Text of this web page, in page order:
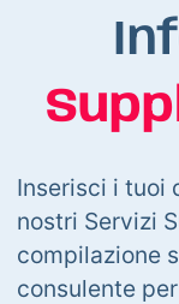
Inserisci i tuoi
nostri Servizi
compilazione
consulente